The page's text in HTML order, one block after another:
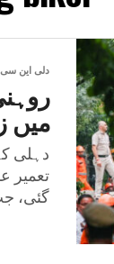
دلی این سی
میں
تعمیر
گئی،